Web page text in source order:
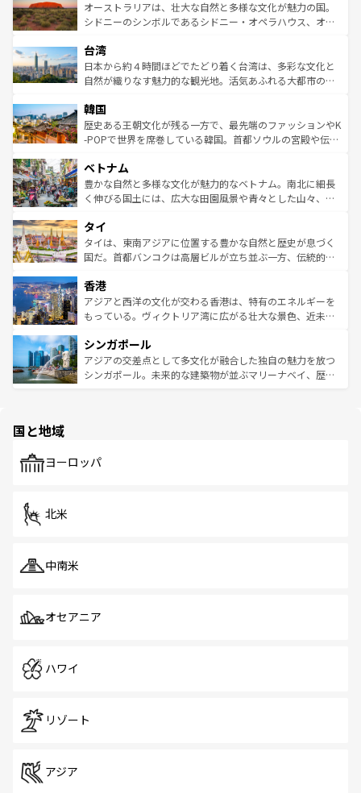
文化が魅力。旅行者はアメリカの各地域で異なる魅力を楽
しみながら、その多様性と豊かな歴史を感じることができ
ならではの贅沢な旅のスタイルだ。 なお、新着のアメリカ
情報はコンテンツ一覧を参照してほしい。
島だが、静かな自然を求めるならマウイ島やカウアイ島が
おすすめ。エメラルドグリーンに輝く海をはじめ、豊かな
れるおもてなしの心で訪れる人々を迎えてくれるハワイの
人々、おいしいローカルフードやハワイアンミュージッ
ク、伝統的なフラダンスなど、すべてがハワイの魅力を彩
ワイを、存分に味わってほしい。 なお、新着のハワイ情報
はコンテンツ一覧を参照してほしい。
オーストラリアは、壮大な自然と多様な文化が魅力の国。
シドニーのシンボルであるシドニー・オペラハウス、オー
リアリーフや大陸中央部にそびえるウルル（エアーズロッ
ク）、タスマニアの美しい原生林やケアンズの熱帯雨林な
ど、見どころがたくさん。また、カフェやワイン、オージ
いる。アクティビティも充実しており、サーフィンやダイ
ビング、ハイキングなど、アウトドア好きにはたまらな
い。オーストラリアの多彩な魅力を存分に味わいつくそ
参照してほしい。
台湾
日本から約４時間ほどでたどり着く台湾は、多彩な文化と
自然が織りなす魅力的な観光地。活気あふれる大都市の台
ン）、静ひつな山岳地帯である台湾東部など、都市の喧騒
と山間の静けさが共存しており、訪れる人に新しい発見と
驚きをもたらしてくれる。また、奥深い台湾の食文化も魅
容にもいいと評判のスイーツなど、バラエティ豊かな料理
が味わえる。 なお、新着の台湾情報は コンテンツ一覧を参
照してほしい。
韓国
歴史ある王朝文化が残る一方で、最先端のファッションやK
-POPで世界を席巻している韓国。首都ソウルの宮殿や伝統
き、地方に足を延ばせば四季折々の自然美を楽しむことが
できる。そして、キムチや焼肉、絶品のストリートフード
まで、さまざまな韓国料理が待っている。夜には、韓国な
リティに包まれながら、韓国の多彩な魅力を心ゆくまで味
わってみてほしい。 なお、新着の韓国情報はコンテンツ一
覧を参照してほしい。
ベトナム
豊かな自然と多様な文化が魅力的なベトナム。南北に細長
く伸びる国土には、広大な田園風景や青々とした山々、世
急速な発展と共に伝統が息づく。ハノイの古い町並みやホ
ーチミン市のフランス統治時代の建物も、独特の雰囲気を
醸し出している。また、バラエティの豊かさとおいしさで
とつ。フォーやバインミー、ベトナムコーヒーなどは、ぜ
ひ現地で味わいたい。どの地域を訪れてもあたたかい人々
が旅行者を迎えてくれるので、きっと忘れられない旅にな
参照してほしい。
タイ
タイは、東南アジアに位置する豊かな自然と歴史が息づく
国だ。首都バンコクは高層ビルが立ち並ぶ一方、伝統的な
の活気が交差している。北部ではチェンマイなどの山岳地
帯で自然と触れ合い、南部ではプーケットやクラビの美し
いビーチでリゾート気分を楽しむことができる。タイ料理
激する。気候は一年中温暖で、どの季節にも異なる楽しみ
が待っている。親しみやすいタイの人々、仏教を中心とし
た文化、そして多様な観光資源が、訪れる旅人を魅了し続
香港
アジアと西洋の文化が交わる香港は、特有のエネルギーを
もっている。ヴィクトリア湾に広がる壮大な景色、近未来
み、どこを訪れても感動するはず。観光スポットが密集し
ており、効率よく見どころを回れるのも魅力。息をのむよ
うな絶景から文化的な体験まで、香港を存分に楽しみ尽く
シンガポール
アジアの交差点として多文化が融合した独自の魅力を放つ
シンガポール。未来的な建築物が並ぶマリーナベイ、歴史
で、ホーカーズは地元の風情を楽しめる外せないスポット
国と地域
ヨーロッパ
北米
中南米
オセアニア
ハワイ
リゾート
アジア